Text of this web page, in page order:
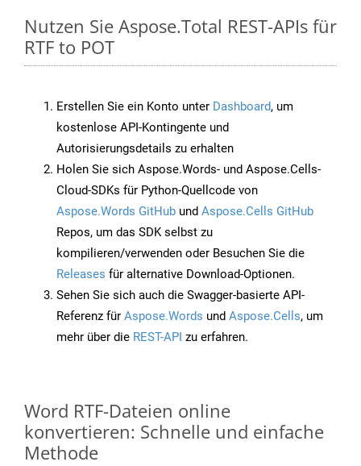
Nutzen Sie Aspose.Total REST-APIs für
RTF to POT
Erstellen Sie ein Konto unter Dashboard, um
kostenlose API-Kontingente und
Autorisierungsdetails zu erhalten
Holen Sie sich Aspose.Words- und Aspose.Cells-
Cloud-SDKs für Python-Quellcode von
Aspose.Words GitHub und Aspose.Cells GitHub
Repos, um das SDK selbst zu
kompilieren/verwenden oder Besuchen Sie die
Releases für alternative Download-Optionen.
Sehen Sie sich auch die Swagger-basierte API-
Referenz für Aspose.Words und Aspose.Cells, um
mehr über die REST-API zu erfahren.
Word RTF-Dateien online
konvertieren: Schnelle und einfache
Methode